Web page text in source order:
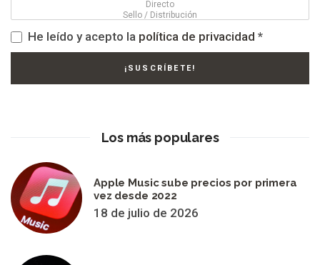
He leído y acepto la política de privacidad *
Los más populares
Apple Music sube precios por primera
vez desde 2022
18 de julio de 2026